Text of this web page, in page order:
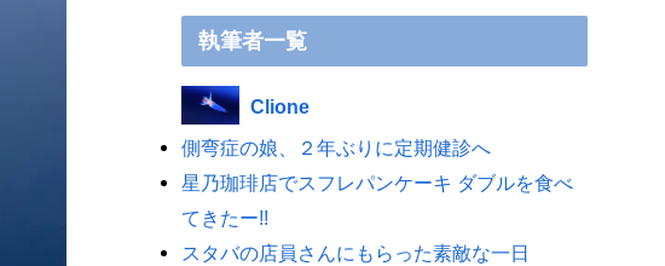
執筆者一覧
Clione
側弯症の娘、２年ぶりに定期健診へ
星乃珈琲店でスフレパンケーキ ダブルを食べ
てきたー!!
スタバの店員さんにもらった素敵な一日